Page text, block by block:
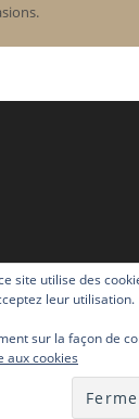
Theme by
site utilise des
leur utilisation.
sur la façon de
aux cookies